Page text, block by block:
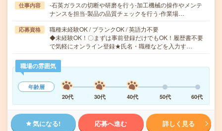
仕事内容
-石英ガラスの切断や研磨を行う-加工機械の操作やメンテ
ナンスを担当-製品の品質チェックを行う-作業場…
応募資格
職種未経験OK / ブランクOK / 英語力不要
◆未経験OK！〇まずは事前登録だけでもOK！履歴書不要
で気軽にオンライン登録★氏名・職種などを入力す…
職場の雰囲気
年齢層
20代
30代 40代 50代 60代
気になる! 応募へ進む 詳しく見る